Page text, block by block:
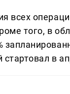
всех
того, в
стартовал в